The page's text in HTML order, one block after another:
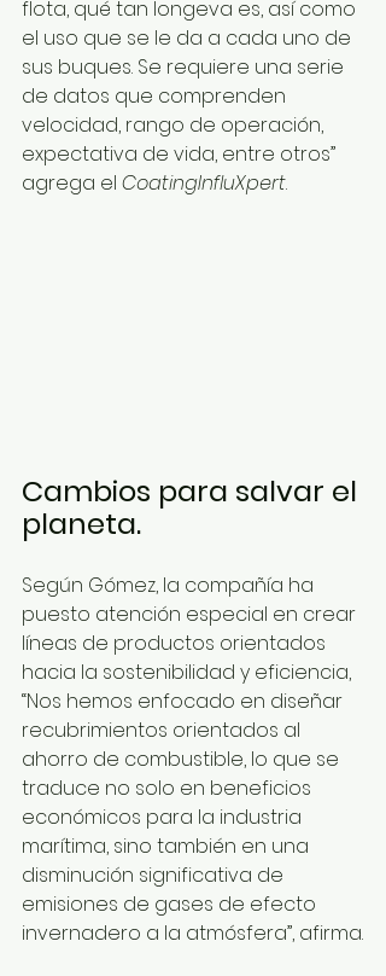
flota, qué tan longeva es, así como
el uso que se le da a cada uno de
sus buques. Se requiere una serie
de datos que comprenden
velocidad, rango de operación,
expectativa de vida, entre otros”
agrega el CoatingInfluXpert.
Cambios para salvar el
planeta.
Según Gómez, la compañía ha
puesto atención especial en crear
líneas de productos orientados
hacia la sostenibilidad y eficiencia,
“Nos hemos enfocado en diseñar
recubrimientos orientados al
ahorro de combustible, lo que se
traduce no solo en beneficios
económicos para la industria
marítima, sino también en una
disminución significativa de
emisiones de gases de efecto
invernadero a la atmósfera”, afirma.